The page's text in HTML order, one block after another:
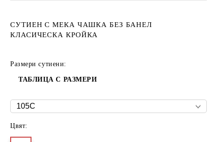
СУТИЕН С МЕКА ЧАШКА БЕЗ БАНЕЛ
КЛАСИЧЕСКА КРОЙКА
Размери сутиени:
ТАБЛИЦА С РАЗМЕРИ
Цвят: